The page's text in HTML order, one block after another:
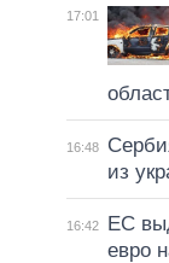
17:01
16:48
из
16:42
ЕС
евро